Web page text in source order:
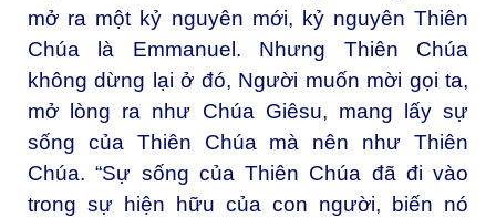
mở ra một kỷ nguyên mới, kỷ nguyên Thiên
Chúa là Emmanuel. Nhưng Thiên Chúa
không dừng lại ở đó, Người muốn mời gọi ta,
mở lòng ra như Chúa Giêsu, mang lấy sự
sống của Thiên Chúa mà nên như Thiên
Chúa. “Sự sống của Thiên Chúa đã đi vào
trong sự hiện hữu của con người, biến nó